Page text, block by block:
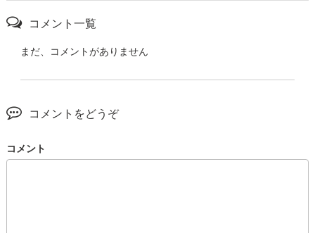
コメント一覧
まだ、コメントがありません
コメントをどうぞ
コメント